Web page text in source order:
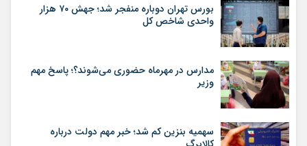
بورس تهران دوباره منفجر شد؛ جهش ۷۰ هزار
واحدی شاخص کل
مدارس در مهرماه حضوری می‌شوند؟؛ پاسخ مهم
وزیر
سهمیه بنزین کم شد؛ خبر مهم دولت درباره